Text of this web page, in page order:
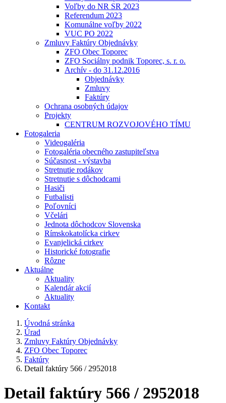
Voľby do NR SR 2023
Referendum 2023
Komunálne voľby 2022
VUC PO 2022
Zmluvy Faktúry Objednávky
ZFO Obec Toporec
ZFO Sociálny podnik Toporec, s. r. o.
Archív - do 31.12.2016
Objednávky
Zmluvy
Faktúry
Ochrana osobných údajov
Projekty
CENTRUM ROZVOJOVÉHO TÍMU
Fotogaleria
Videogaléria
Fotogaléria obecného zastupiteľstva
Súčasnost - výstavba
Stretnutie rodákov
Stretnutie s dôchodcami
Hasiči
Futbalisti
Poľovníci
Včelári
Jednota dôchodcov Slovenska
Rímskokatolícka cirkev
Evanjelická cirkev
Historické fotografie
Rôzne
Aktuálne
Aktuality
Kalendár akcií
Aktuality
Kontakt
Úvodná stránka
Úrad
Zmluvy Faktúry Objednávky
ZFO Obec Toporec
Faktúry
Detail faktúry 566 / 2952018
Detail faktúry 566 / 2952018